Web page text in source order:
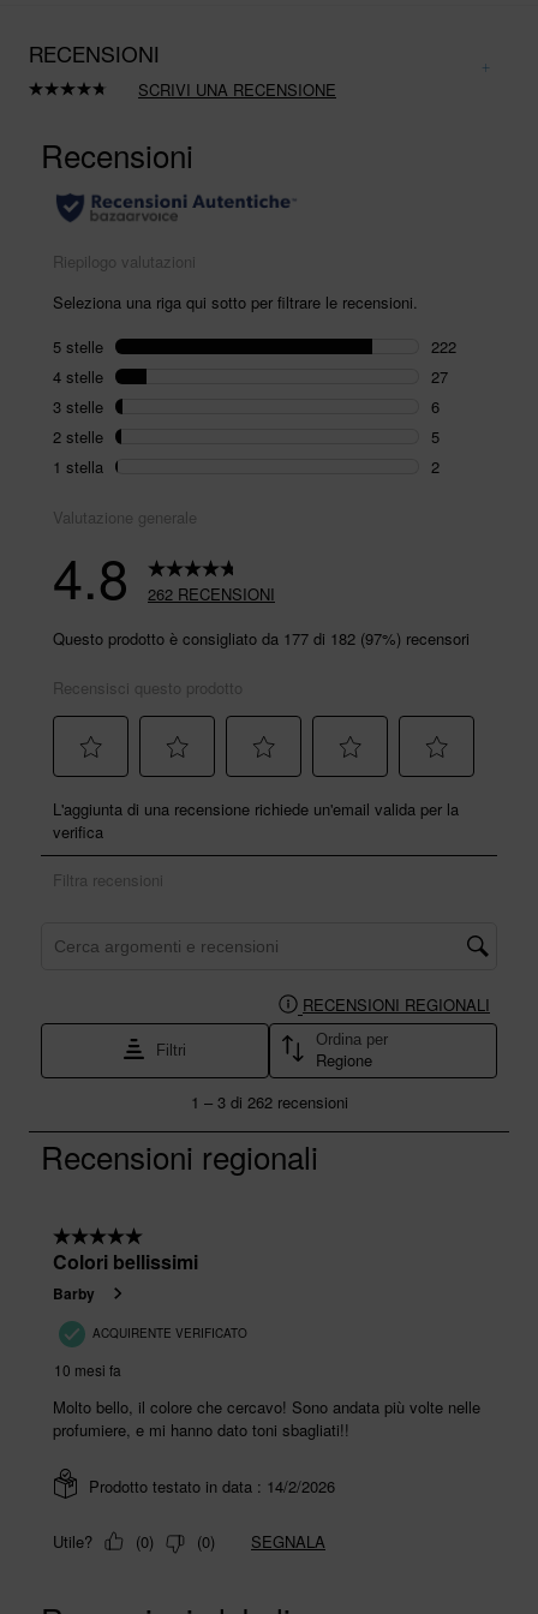
RECENSIONI
Leggi
Stesso
link
alla
pagina.
SCRIVI UNA RECENSIONE